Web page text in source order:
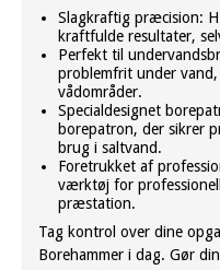
Slagkraftig præcision:
kraftfulde resultater,
Perfekt til
problemfrit under
vådområder.
Specialdesignet
borepatron, der sikrer
brug i saltvand.
Foretrukket af
værktøj for
præstation.
Tag kontrol over dine
Borehammer i dag. Gør